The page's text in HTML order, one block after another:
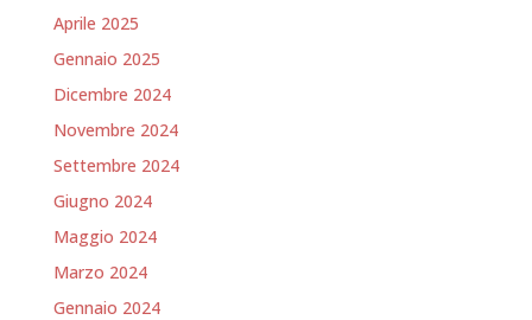
Aprile 2025
Gennaio 2025
Dicembre 2024
Novembre 2024
Settembre 2024
Giugno 2024
Maggio 2024
Marzo 2024
Gennaio 2024